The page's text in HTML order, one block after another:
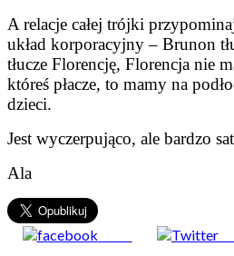
A relacje całej trójki
układ korporacyjny – Brunon
tłucze Florencję, Florencja nie
któreś płacze, to mamy na
dzieci.
Jest wyczerpująco, ale bardzo
Ala